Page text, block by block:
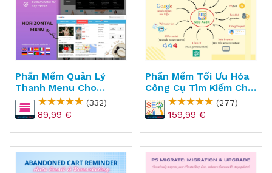
Phần Mềm Quản Lý
Thanh Menu Cho
PrestaShop - Mega
Menu Pro
(332)
89,99 €
Phần Mềm Tối Ưu Hóa
Công Cụ Tìm Kiếm Cho
PrestaShop - SEO
Audit
(277)
159,99 €